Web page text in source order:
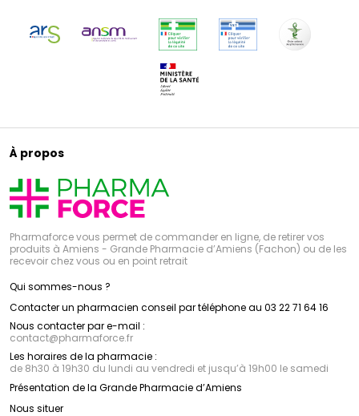
À propos
Pharmaforce vous permet de commander en ligne, de retirer vos
produits à Amiens - Grande Pharmacie d’Amiens (Fachon) ou de les
recevoir chez vous ou en point retrait
Qui sommes-nous ?
Contacter un pharmacien conseil par téléphone au 03 22 71 64 16
Nous contacter par e-mail :
contact@pharmaforce.fr
Les horaires de la pharmacie :
de 8h30 à 19h30 du lundi au vendredi et jusqu’à 19h00 le samedi
Présentation de la Grande Pharmacie d’Amiens
Nous situer